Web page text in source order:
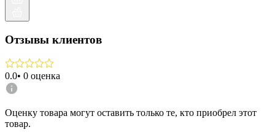
Отзывы клиентов
0.0• 0 оценка
Оценку товара могут оставить только те, кто приобрел этот
товар.